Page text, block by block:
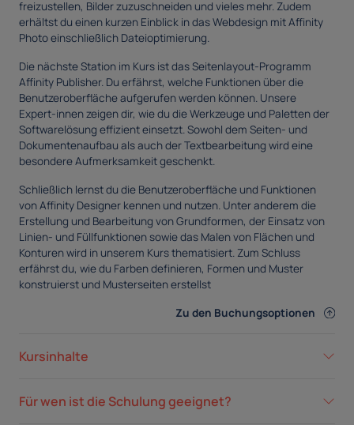
freizustellen, Bilder zuzuschneiden und vieles mehr. Zudem
erhältst du einen kurzen Einblick in das Webdesign mit Affinity
Photo einschließlich Dateioptimierung.
Die nächste Station im Kurs ist das Seitenlayout-Programm
Affinity Publisher. Du erfährst, welche Funktionen über die
Benutzeroberfläche aufgerufen werden können. Unsere
Expert-innen zeigen dir, wie du die Werkzeuge und Paletten der
Softwarelösung effizient einsetzt. Sowohl dem Seiten- und
Dokumentenaufbau als auch der Textbearbeitung wird eine
besondere Aufmerksamkeit geschenkt.
Schließlich lernst du die Benutzeroberfläche und Funktionen
von Affinity Designer kennen und nutzen. Unter anderem die
Erstellung und Bearbeitung von Grundformen, der Einsatz von
Linien- und Füllfunktionen sowie das Malen von Flächen und
Konturen wird in unserem Kurs thematisiert. Zum Schluss
erfährst du, wie du Farben definieren, Formen und Muster
konstruierst und Musterseiten erstellst
Zu den Buchungsoptionen
Kursinhalte
Für wen ist die Schulung geeignet?